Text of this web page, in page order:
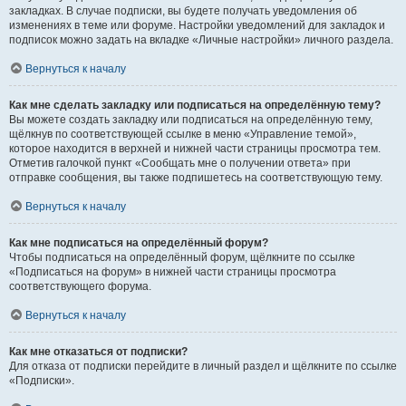
закладках. В случае подписки, вы будете получать уведомления об
изменениях в теме или форуме. Настройки уведомлений для закладок и
подписок можно задать на вкладке «Личные настройки» личного раздела.
Вернуться к началу
Как мне сделать закладку или подписаться на определённую тему?
Вы можете создать закладку или подписаться на определённую тему,
щёлкнув по соответствующей ссылке в меню «Управление темой»,
которое находится в верхней и нижней части страницы просмотра тем.
Отметив галочкой пункт «Сообщать мне о получении ответа» при
отправке сообщения, вы также подпишетесь на соответствующую тему.
Вернуться к началу
Как мне подписаться на определённый форум?
Чтобы подписаться на определённый форум, щёлкните по ссылке
«Подписаться на форум» в нижней части страницы просмотра
соответствующего форума.
Вернуться к началу
Как мне отказаться от подписки?
Для отказа от подписки перейдите в личный раздел и щёлкните по ссылке
«Подписки».